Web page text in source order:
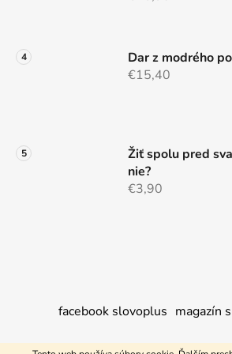
Dar z modrého
€15,40
Žiť spolu pred
nie?
€3,90
facebook slovoplus magazín